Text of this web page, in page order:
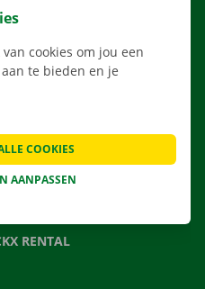
RENTAL
cookies om jou een
te bieden en je
AANPASSEN
COOKIES